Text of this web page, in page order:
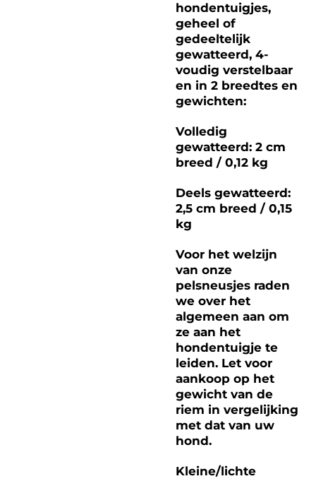
hondentuigjes,
geheel of
gedeeltelijk
gewatteerd, 4-
voudig verstelbaar
en in 2 breedtes en
gewichten:
Volledig
gewatteerd: 2 cm
breed / 0,12 kg
Deels gewatteerd:
2,5 cm breed / 0,15
kg
Voor het welzijn
van onze
pelsneusjes raden
we over het
algemeen aan om
ze aan het
hondentuigje te
leiden. Let voor
aankoop op het
gewicht van de
riem in vergelijking
met dat van uw
hond.
Kleine/lichte